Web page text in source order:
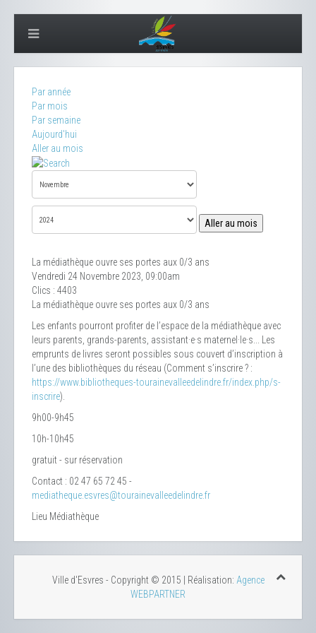
Par année
Par mois
Par semaine
Aujourd'hui
Aller au mois
Aller au mois
La médiathèque ouvre ses portes aux 0/3 ans
Vendredi 24 Novembre 2023, 09:00am
Clics : 4403
La médiathèque ouvre ses portes aux 0/3 ans
Les enfants pourront profiter de l’espace de la médiathèque avec
leurs parents, grands-parents, assistant·e·s maternel·le·s... Les
emprunts de livres seront possibles sous couvert d’inscription à
l’une des bibliothèques du réseau (Comment s’inscrire ? :
https://www.bibliotheques-tourainevalleedelindre.fr/index.php/s-
inscrire).
9h00-9h45
10h-10h45
gratuit - sur réservation
Contact : 02 47 65 72 45 -
mediatheque.esvres@tourainevalleedelindre.fr
Lieu Médiathèque
Ville d'Esvres - Copyright © 2015 | Réalisation: Agence
WEBPARTNER